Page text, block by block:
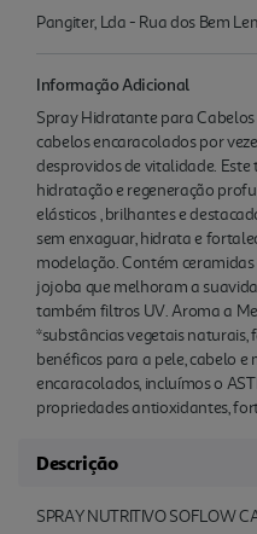
Pangiter, Lda - Rua dos Bem
Informação Adicional
Spray Hidratante para
cabelos encaracolados por
desprovidos de vitalidade.
hidratação e regeneração
elásticos , brilhantes e
sem enxaguar, hidrata e
modelação. Contém ceramidas
jojoba que melhoram a
também filtros UV. Aroma a
*substâncias vegetais naturais,
benéficos para a pele, cabelo
encaracolados, incluímos o
propriedades antioxidantes,
Descrição
SPRAY NUTRITIVO SOFLOW